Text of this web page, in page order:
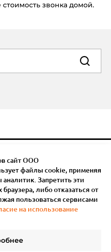
стоимость звонка домой.
сайт ООО
файлы сookie, применяя
Запретить эти
либо отказаться от
пользоваться сервисами
на использование